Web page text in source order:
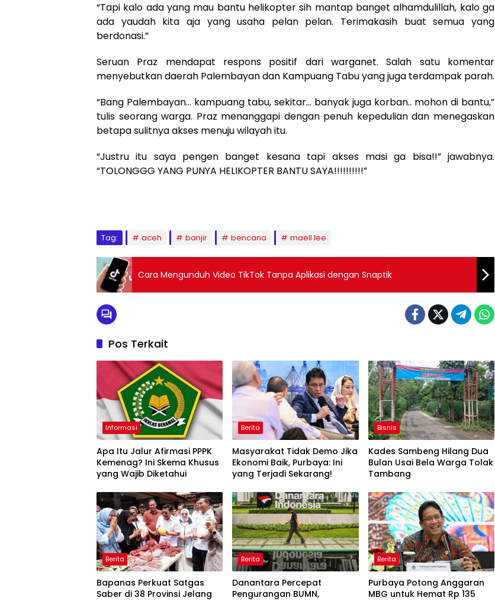
“Tapi kalo ada yang mau bantu helikopter sih mantap banget alhamdulillah, kalo ga
ada yaudah kita aja yang usaha pelan pelan. Terimakasih buat semua yang
berdonasi.”
Seruan Praz mendapat respons positif dari warganet. Salah satu komentar
menyebutkan daerah Palembayan dan Kampuang Tabu yang juga terdampak parah.
“Bang Palembayan… kampuang tabu, sekitar… banyak juga korban.. mohon di bantu,”
tulis seorang warga. Praz menanggapi dengan penuh kepedulian dan menegaskan
betapa sulitnya akses menuju wilayah itu.
“Justru itu saya pengen banget kesana tapi akses masi ga bisa!!” jawabnya.
“TOLONGGG YANG PUNYA HELIKOPTER BANTU SAYA!!!!!!!!!!”
Tag: aceh banjir bencana maell lee
Cara Mengunduh Video TikTok Tanpa Aplikasi dengan Snaptik
Pos Terkait
Informasi
Apa Itu Jalur Afirmasi PPPK
Kemenag? Ini Skema Khusus
yang Wajib Diketahui
Berita
Masyarakat Tidak Demo Jika
Ekonomi Baik, Purbaya: Ini
yang Terjadi Sekarang!
Bisnis
Kades Sambeng Hilang Dua
Bulan Usai Bela Warga Tolak
Tambang
Berita
Bapanas Perkuat Satgas
Saber di 38 Provinsi Jelang
Berita
Danantara Percepat
Pengurangan BUMN,
Berita
Purbaya Potong Anggaran
MBG untuk Hemat Rp 135